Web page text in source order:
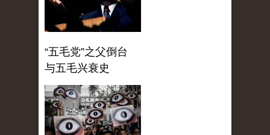
“五毛党”之父倒台
与五毛兴衰史